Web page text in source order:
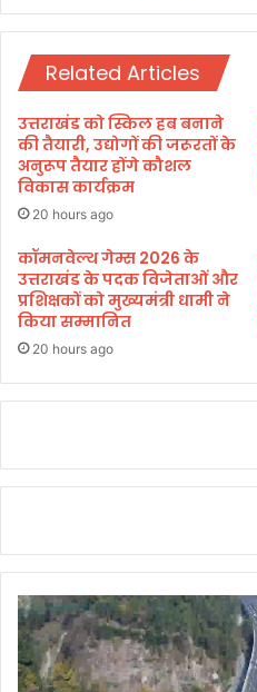
स्ता
डॉ
.
न
सिं
ह
रा
त
री
,
जि
ला
प्र
शा
स
-
न
ग
र
नि
यु
क्त
म
ज
Related Articles
उत्तराखंड को स्किल हब बनाने
की तैयारी, उद्योगों की जरूरतों के
अनुरूप तैयार होंगे कौशल
विकास कार्यक्रम
20 hours ago
कॉमनवेल्थ गेम्स 2026 के
उत्तराखंड के पदक विजेताओं और
प्रशिक्षकों को मुख्यमंत्री धामी ने
किया सम्मानित
20 hours ago